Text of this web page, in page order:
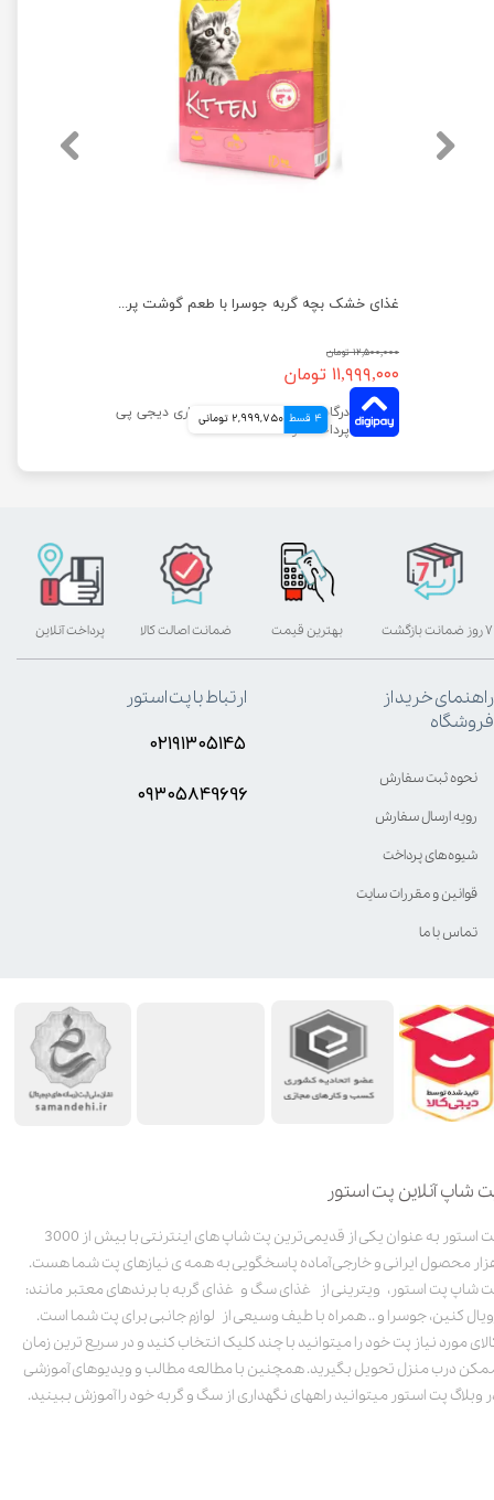
غذای خشک بچه گربه جوسرا با طعم گوشت پرندگان وزن 10 کیلوگرم
۱۲,۵۰۰,۰۰۰ تومان
۱۱,۹۹۹,۰۰۰ تومان
4 قسط 2,999,750 تومانی
شاپ آنلاین پت استور
پت استور به عنوان یکی از قدیمی‌ترین پت شاپ های اینترنتی با بیش از 3000
محصول ایرانی و خارجی آماده پاسخگویی به همه ی نیازهای پت شما هست.
شاپ پت استور، ویترینی از غذای سگ و غذای گربه با برندهای معتبر مانند:
کنین، جوسرا و .. همراه با طیف وسیعی از لوازم جانبی برای پت شما است.
مورد نیاز پت خود را میتوانید با چند کلیک انتخاب کنید و در سریع ترین زمان
درب منزل تحویل بگیرید. همچنین با مطالعه مطالب و ویدیوهای آموزشی
وبلاگ پت استور میتوانید راههای نگهداری از سگ و گربه خود را آموزش ببینید.
بهترین قیمت پرداخت آنلاین ۷ روز ضمانت بازگشت ضمانت اصالت کالا
راهنمای خرید از
فروشگاه
نحوه ثبت سفارش
رویه ارسال سفارش
شیوه‌های پرداخت
قوانین و مقررات سایت
تماس با ما
ارتباط با پت استور
۰۲۱۹۱۳۰۵۱۴۵
۰۹۳۰۵8۴9696